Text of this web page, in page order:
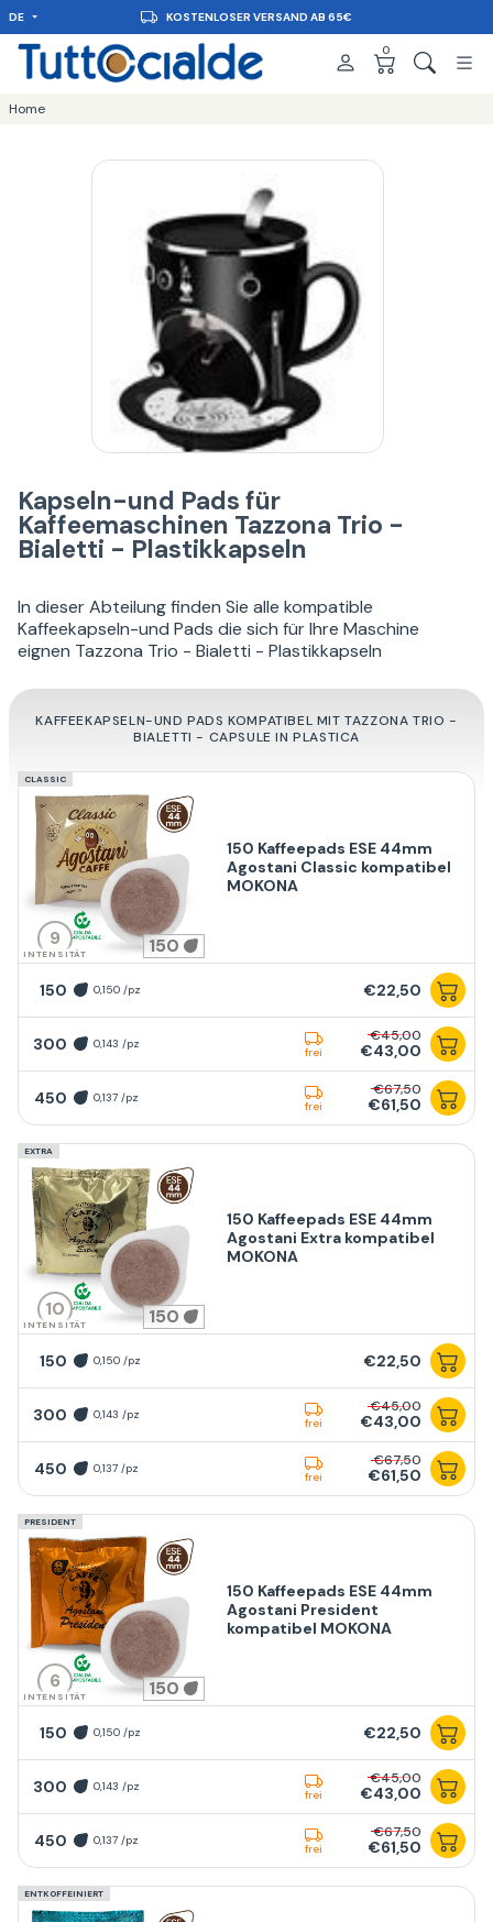
DE LIEFERUNG IN 48 STUNDEN
0
Home
Kapseln-und Pads für
Kaffeemaschinen Tazzona Trio -
Bialetti - Plastikkapseln
In dieser Abteilung finden Sie alle kompatible
Kaffeekapseln-und Pads die sich für Ihre Maschine
eignen Tazzona Trio - Bialetti - Plastikkapseln
KAFFEEKAPSELN-UND PADS KOMPATIBEL MIT TAZZONA TRIO -
BIALETTI - CAPSULE IN PLASTICA
CLASSIC
9
INTENSITÄT 150
150 Kaffeepads ESE 44mm
Agostani Classic kompatibel
MOKONA
150 0,150 /pz €22,50
300 0,143 /pz
frei
€45,00
€43,00
450 0,137 /pz
frei
€67,50
€61,50
EXTRA
10
INTENSITÄT 150
150 Kaffeepads ESE 44mm
Agostani Extra kompatibel
MOKONA
150 0,150 /pz €22,50
300 0,143 /pz
frei
€45,00
€43,00
450 0,137 /pz
frei
€67,50
€61,50
PRESIDENT
6
INTENSITÄT 150
150 Kaffeepads ESE 44mm
Agostani President
kompatibel MOKONA
150 0,150 /pz €22,50
300 0,143 /pz
frei
€45,00
€43,00
450 0,137 /pz
frei
€67,50
€61,50
ENTKOFFEINIERT